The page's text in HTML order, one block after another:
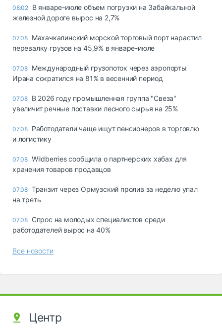
08:02 В январе-июле объем погрузки на Забайкальной
железной дороге вырос на 2,7%
07.08 Махачкалинский морской торговый порт нарастил
перевалку грузов на 45,9% в январе-июле
07.08 Международный грузопоток через аэропорты
Ирана сократился на 81% в весенний период
07.08 В 2026 году промышленная группа "Свеза"
увеличит речные поставки лесного сырья на 25%
07.08 Работодатели чаще ищут пенсионеров в торговлю
и логистику
07.08 Wildberries сообщила о партнерских хабах для
хранения товаров продавцов
07.08 Транзит через Ормузский пролив за неделю упал
на треть
07.08 Спрос на молодых специалистов среди
работодателей вырос на 40%
Все новости
Центр